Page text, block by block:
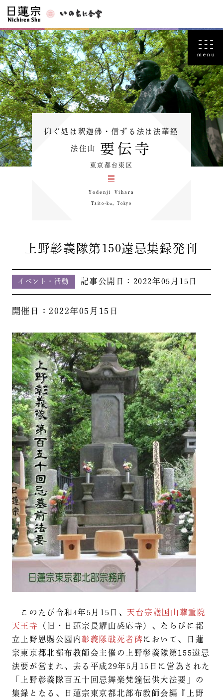
仰ぐ処は釈迦佛・信ずる法は法華経
法住山 要伝寺
東京都台東区
Yodenji Vihara
Taito-ku，Tokyo
上野彰義隊第150遠忌集録発刊
イベント・活動 記事公開日： 2022年05月15日
開催日：2022年05月15日
このたび令和4年5月15日、天台宗護国山尊重院
天王寺
（旧・日蓮宗長耀山感応寺）、ならびに都
立上野恩賜公園内彰義隊戦死者碑 において、日蓮
宗東京都北部布教師会主催の上野彰義隊第155遠忌
法要が営まれ、去る平成29年5月15日に営為された
「上野彰義隊百五十回忌舞楽梵鐘伝供大法要」の
集録となる、日蓮宗東京都北部布教師会編『上野